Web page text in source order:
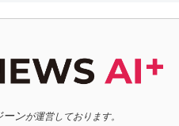
ーンが運営しております。